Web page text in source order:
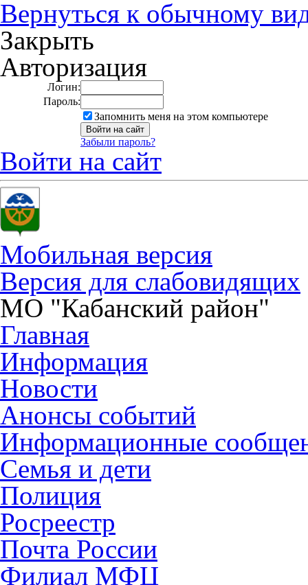
Вернуться к обычному
Закрыть
Авторизация
Логин:
Пароль:
Запомнить меня на этом компьютере
Забыли пароль?
Войти на сайт
Мобильная версия
Версия для слабовидящих
МО "Кабанский район"
Главная
Информация
Новости
Анонсы событий
Информационные
Семья и дети
Полиция
Росреестр
Почта России
Филиал МФЦ